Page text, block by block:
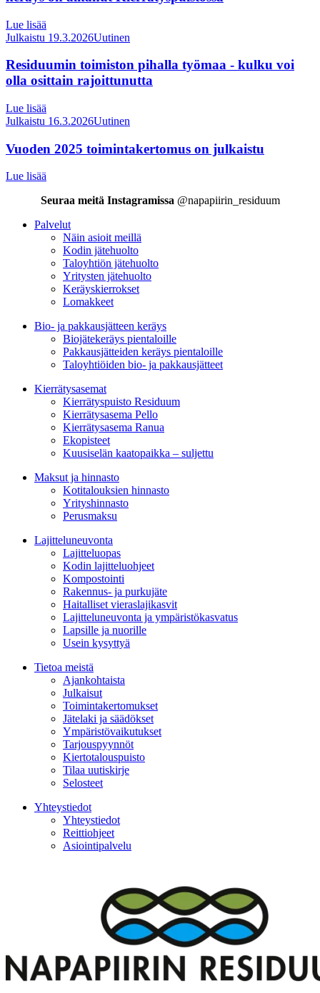
Lue lisää
Julkaistu 19.3.2026Uutinen
Residuumin toimiston pihalla työmaa - kulku voi
olla osittain rajoittunutta
Lue lisää
Julkaistu 16.3.2026Uutinen
Vuoden 2025 toimintakertomus on julkaistu
Lue lisää
Seuraa meitä Instagramissa @napapiirin_residuum
Palvelut
Näin asioit meillä
Kodin jätehuolto
Taloyhtiön jätehuolto
Yritysten jätehuolto
Keräyskierrokset
Lomakkeet
Bio- ja pakkausjätteen keräys
Biojätekeräys pientaloille
Pakkausjätteiden keräys pientaloille
Taloyhtiöiden bio- ja pakkausjätteet
Kierrätysasemat
Kierrätyspuisto Residuum
Kierrätysasema Pello
Kierrätysasema Ranua
Ekopisteet
Kuusiselän kaatopaikka – suljettu
Maksut ja hinnasto
Kotitalouksien hinnasto
Yrityshinnasto
Perusmaksu
Lajitteluneuvonta
Lajitteluopas
Kodin lajitteluohjeet
Kompostointi
Rakennus- ja purkujäte
Haitalliset vieraslajikasvit
Lajitteluneuvonta ja ympäristökasvatus
Lapsille ja nuorille
Usein kysyttyä
Tietoa meistä
Ajankohtaista
Julkaisut
Toimintakertomukset
Jätelaki ja säädökset
Ympäristövaikutukset
Tarjouspyynnöt
Kiertotalouspuisto
Tilaa uutiskirje
Selosteet
Yhteystiedot
Yhteystiedot
Reittiohjeet
Asiointipalvelu